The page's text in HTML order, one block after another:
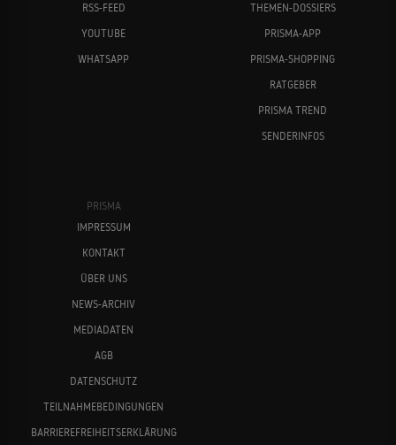
RSS-FEED
YOUTUBE
WHATSAPP
THEMEN-DOSSIERS
PRISMA-APP
PRISMA-SHOPPING
RATGEBER
PRISMA TREND
SENDERINFOS
PRISMA
IMPRESSUM
KONTAKT
ÜBER UNS
NEWS-ARCHIV
MEDIADATEN
AGB
DATENSCHUTZ
TEILNAHMEBEDINGUNGEN
BARRIEREFREIHEITSERKLÄRUNG